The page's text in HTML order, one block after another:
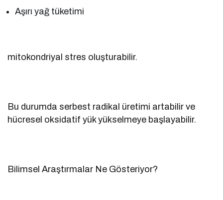
Aşırı yağ tüketimi
mitokondriyal stres oluşturabilir.
Bu durumda serbest radikal üretimi artabilir ve
hücresel oksidatif yük yükselmeye başlayabilir.
Bilimsel Araştırmalar Ne Gösteriyor?